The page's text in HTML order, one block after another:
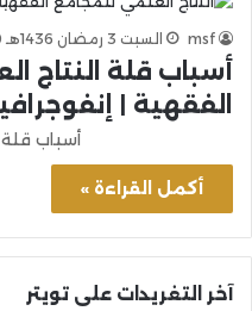
msf السبت 3 رمضان 1436هـ 20-6-2015م
أسباب قلة النتاج
الفقهية |
أسباب قلة
أكمل القراءة »
آخر التغريدات على تويتر